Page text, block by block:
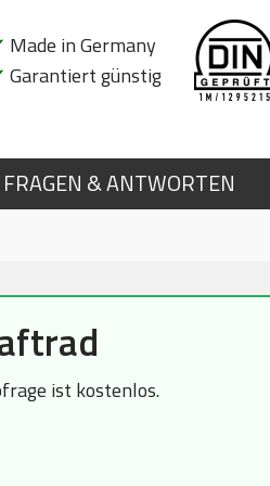
Made in Germany
Garantiert günstig
FRAGEN & ANTWORTEN
ist kostenlos.